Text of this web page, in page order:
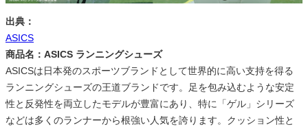
出典：
ASICS
商品名：ASICS ランニングシューズ
ASICSは日本発のスポーツブランドとして世界的に高い支持を得る
ランニングシューズの王道ブランドです。足を包み込むような安定
性と反発性を両立したモデルが豊富にあり、特に「ゲル」シリーズ
などは多くのランナーから根強い人気を誇ります。クッション性と